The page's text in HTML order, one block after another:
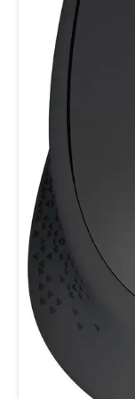
navigeer je in no
een oplaadbare
kan. En als je dan
doorwerken.
nodig hebt voor
deze muis. Je
doen.